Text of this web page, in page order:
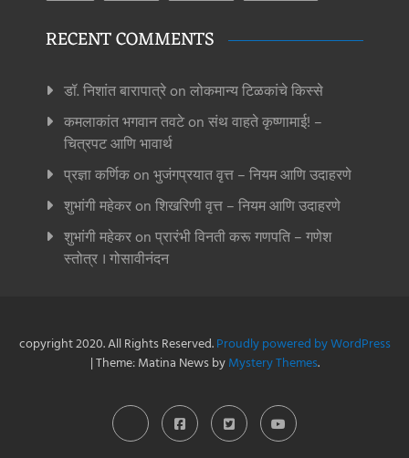
RECENT COMMENTS
डॉ. निशांत बारापात्रेon लोकमान्य टिळकांचे किस्से
कमलाकांत भगवान तवटेon संथ वाहते कृष्णामाई! –
चित्रपट आणि भावार्थ
प्रज्ञा कर्णिकon भुजंगप्रयात वृत्त – नियम आणि उदाहरणे
शुभांगी महेकरon शिखरिणी वृत्त – नियम आणि उदाहरणे
शुभांगी महेकरon प्रारंभी विनती करू गणपति – गणेश
स्तोत्र । गोसावीनंदन
copyright 2020. All Rights Reserved.Proudly powered by WordPress
|Theme: Matina News byMystery Themes.